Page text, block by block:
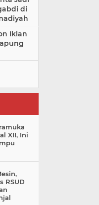
di
Iklan
XII, Ini
RSUD